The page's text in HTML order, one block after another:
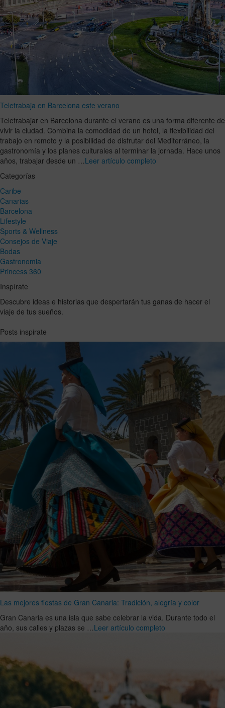
Teletrabaja en Barcelona este verano
Teletrabajar en Barcelona durante el verano es una forma diferente de
vivir la ciudad. Combina la comodidad de un hotel, la flexibilidad del
trabajo en remoto y la posibilidad de disfrutar del Mediterráneo, la
gastronomía y los planes culturales al terminar la jornada. Hace unos
años, trabajar desde un …Leer artículo completo
Categorías
Caribe
Canarias
Barcelona
Lifestyle
Sports & Wellness
Consejos de Viaje
Bodas
Gastronomia
Princess 360
Inspírate
Descubre ideas e historias que despertarán tus ganas de hacer el
viaje de tus sueños.
Posts inspirate
Las mejores fiestas de Gran Canaria: Tradición, alegría y color
Gran Canaria es una isla que sabe celebrar la vida. Durante todo el
año, sus calles y plazas se …Leer artículo completo